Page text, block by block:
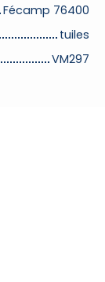
Fécamp 76400
tuiles
VM297